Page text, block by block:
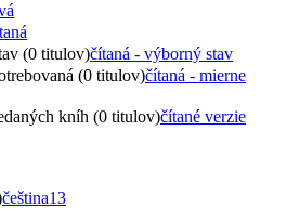
(0 titulov)čítaná - výborný stav
(0 titulov)čítaná - mierne
kníh (0 titulov)čítané verzie
čeština13